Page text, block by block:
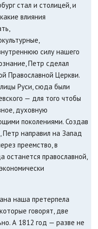
стал и столицей, и
влияния
силу нашего
Петр сделал
Православной Церкви.
Руси, сюда были
— для того чтобы
духовную
поколениями. Создав
Петр направил на Запад
преемство, в
останется православной,
наша претерпела
говорят, две
А 1812 год — разве не